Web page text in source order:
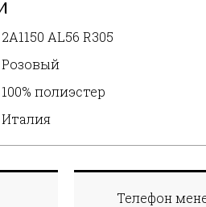
2A1150 AL56 R305
Розовый
100% полиэстер
Италия
Телефон